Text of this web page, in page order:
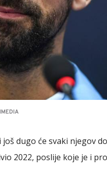
dugo će svaki njegov
2022, poslije koje je i